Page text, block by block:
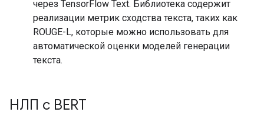
через TensorFlow Text. Библиотека содержит
реализации метрик сходства текста, таких как
ROUGE-L, которые можно использовать для
автоматической оценки моделей генерации
текста.
НЛП с BERT